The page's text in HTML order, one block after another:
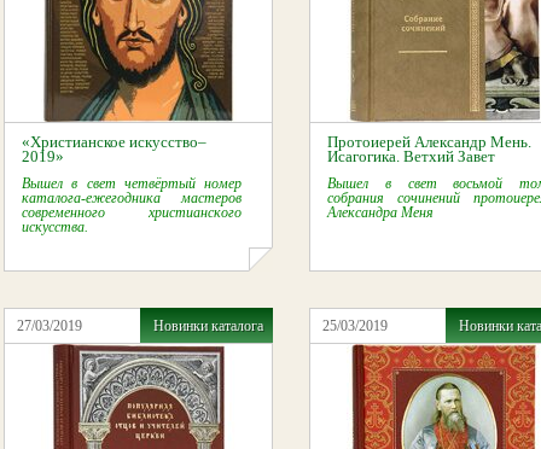
«Христианское искусство–
2019»
Вышел в свет четвёртый номер
каталога-ежегодника мастеров
современного христианского
искусства.
Протоиерей Александр Мень.
Исагогика. Ветхий Завет
Вышел в свет восьмой
собрания сочинений
Александра Меня
27/03/2019 Новинки каталога 25/03/2019 Новинки